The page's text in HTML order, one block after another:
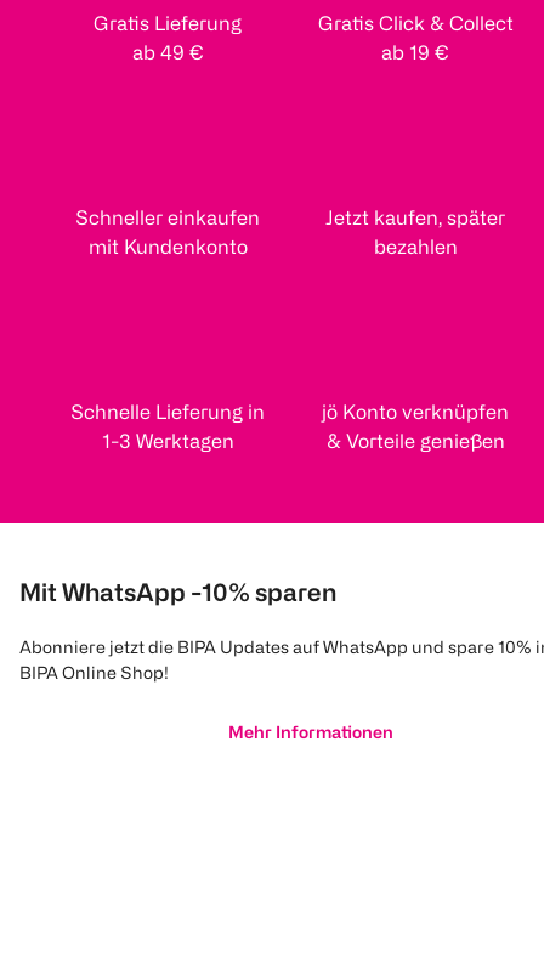
Gratis Lieferung
ab 49 €
Gratis Click & Collect
ab 19 €
Schneller einkaufen
mit Kundenkonto
Jetzt kaufen, später
bezahlen
Schnelle Lieferung in
1-3 Werktagen
jö Konto verknüpfen
& Vorteile genießen
Mit WhatsApp -10% sparen
Abonniere jetzt die BIPA Updates auf WhatsApp und spare 10%
BIPA Online Shop!
Mehr Informationen